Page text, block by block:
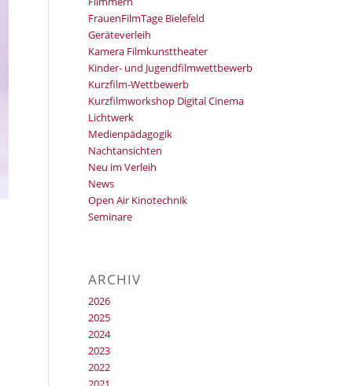
FrauenFilmTage Bielefeld
Geräteverleih
Kamera Filmkunsttheater
Kinder- und Jugendfilmwettbewerb
Kurzfilm-Wettbewerb
Kurzfilmworkshop Digital Cinema
Lichtwerk
Medienpädagogik
Nachtansichten
Neu im Verleih
News
Open Air Kinotechnik
Seminare
ARCHIV
2026
2025
2024
2023
2022